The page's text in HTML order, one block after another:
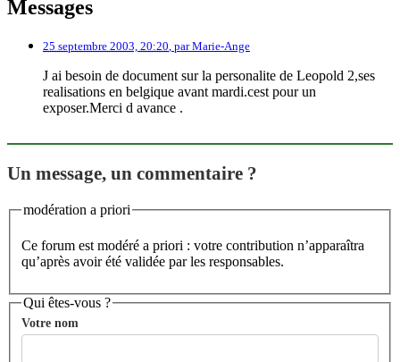
Messages
25 septembre 2003, 20:20, parMarie-Ange
J ai besoin de document sur la personalite de Leopold 2,ses
realisations en belgique avant mardi.cest pour un
exposer.Merci d avance .
Un message, un commentaire ?
modération a priori
Ce forum est modéré a priori : votre contribution n’apparaîtra
qu’après avoir été validée par les responsables.
Qui êtes-vous ?
Votre nom